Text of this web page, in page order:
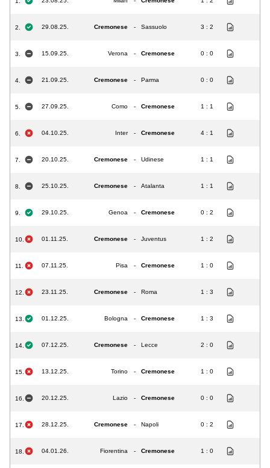
2. 29.08.25. Cremonese - Sassuolo 3 : 2
3. 15.09.25. Verona - Cremonese 0 : 0
4. 21.09.25. Cremonese - Parma 0 : 0
5. 27.09.25. Como - Cremonese 1 : 1
6. 04.10.25. Inter - Cremonese 4 : 1
7. 20.10.25. Cremonese - Udinese 1 : 1
8. 25.10.25. Cremonese - Atalanta 1 : 1
9. 29.10.25. Genoa - Cremonese 0 : 2
10. 01.11.25. Cremonese - Juventus 1 : 2
11. 07.11.25. Pisa - Cremonese 1 : 0
12. 23.11.25. Cremonese - Roma 1 : 3
13. 01.12.25. Bologna - Cremonese 1 : 3
14. 07.12.25. Cremonese - Lecce 2 : 0
15. 13.12.25. Torino - Cremonese 1 : 0
16. 20.12.25. Lazio - Cremonese 0 : 0
17. 28.12.25. Cremonese - Napoli 0 : 2
18. 04.01.26. Fiorentina - Cremonese 1 : 0